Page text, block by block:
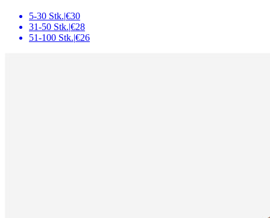
5-30 Stk.|€30
31-50 Stk.|€28
51-100 Stk.|€26